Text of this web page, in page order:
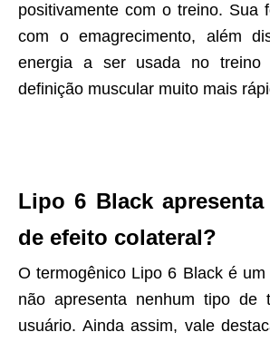
positivamente com o treino. Sua
com o emagrecimento, além
energia a ser usada no treino
definição muscular muito mais
Lipo 6 Black
de efeito colateral?
O termogênico Lipo 6 Black é
não apresenta nenhum tipo de
usuário. Ainda assim, vale